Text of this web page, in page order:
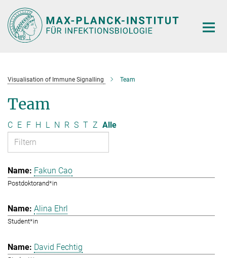
Hauptinhalt
Visualisation of Immune Signalling Team
Team
C E F H L N R S T Z Alle
Fakun Cao
Postdoktorand*in
Alina Ehrl
Student*in
David Fechtig